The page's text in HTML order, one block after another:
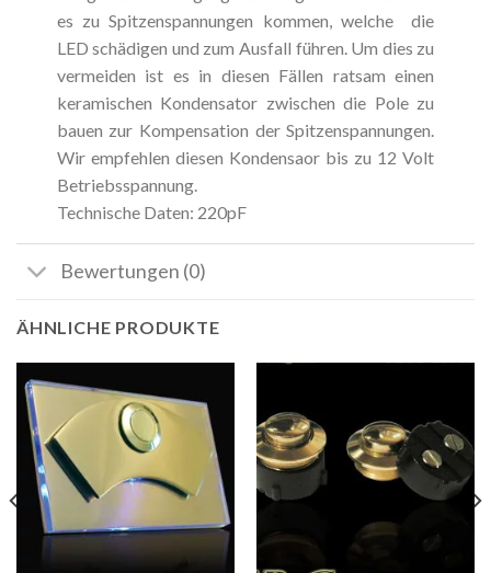
es zu Spitzenspannungen kommen, welche die
LED schädigen und zum Ausfall führen. Um dies zu
vermeiden ist es in diesen Fällen ratsam einen
keramischen Kondensator zwischen die Pole zu
bauen zur Kompensation der Spitzenspannungen.
Wir empfehlen diesen Kondensaor bis zu 12 Volt
Betriebsspannung.
Technische Daten: 220pF
Bewertungen (0)
ÄHNLICHE PRODUKTE